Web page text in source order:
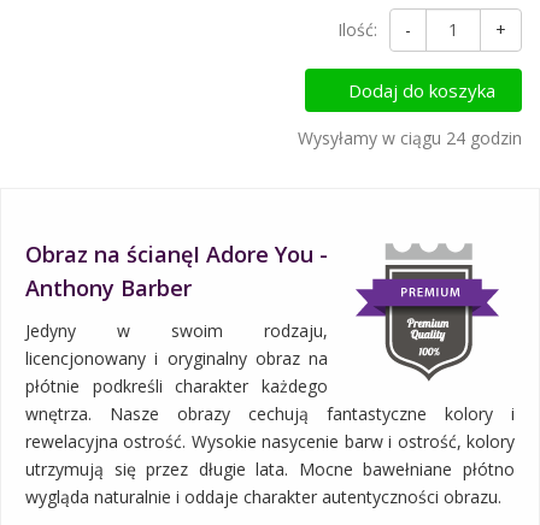
Dodaj do koszyka
Ilość: - +
Wysyłamy w ciągu 24 godzin
Obraz na ścianęI Adore You -
Anthony Barber
Jedyny w swoim rodzaju,
licencjonowany i oryginalny obraz na
płótnie podkreśli charakter każdego
wnętrza. Nasze obrazy cechują fantastyczne kolory i
rewelacyjna ostrość. Wysokie nasycenie barw i ostrość, kolory
utrzymują się przez długie lata. Mocne bawełniane płótno
wygląda naturalnie i oddaje charakter autentyczności obrazu.